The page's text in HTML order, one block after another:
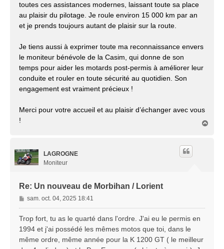
toutes ces assistances modernes, laissant toute sa place
au plaisir du pilotage. Je roule environ 15 000 km par an
et je prends toujours autant de plaisir sur la route.
Je tiens aussi à exprimer toute ma reconnaissance envers
le moniteur bénévole de la Casim, qui donne de son
temps pour aider les motards post-permis à améliorer leur
conduite et rouler en toute sécurité au quotidien. Son
engagement est vraiment précieux !
Merci pour votre accueil et au plaisir d’échanger avec vous
!
LAGROGNE
Moniteur
Re: Un nouveau de Morbihan / Lorient
M
e
s
s
g
sam. oct. 04, 2025 18:41
Trop fort, tu as le quarté dans l'ordre. J'ai eu le permis en
1994 et j'ai possédé les mêmes motos que toi, dans le
même ordre, même année pour la K 1200 GT ( le meilleur